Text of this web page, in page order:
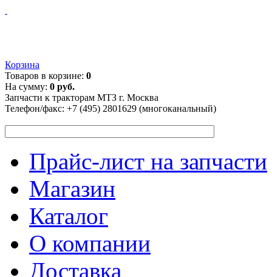
Корзина
Товаров в корзине: 0
На сумму: 0 руб.
Запчасти к тракторам МТЗ г. Москва
Телефон/факс: +7 (495) 2801629 (многоканальный)
Прайс-лист на запчасти
Магазин
Каталог
О компании
Доставка